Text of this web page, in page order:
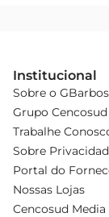
Institucional
Sobre o
Grupo Cencosud
Trabalhe
Sobre
Portal do
Nossas Lojas
Cencosud Media